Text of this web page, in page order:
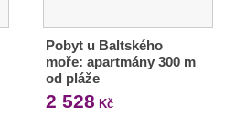
Pobyt u Baltského
moře: apartmány 300 m
od pláže
2 528 Kč